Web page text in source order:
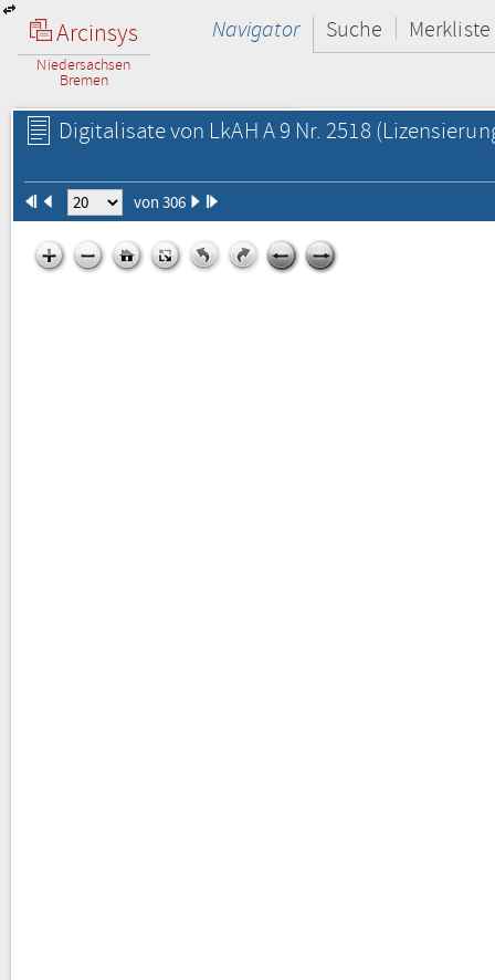
Arcinsys
Niedersachsen
Bremen
Navigator Suche Merkliste
Digitalisate von LkAH A 9 Nr. 2518
von 306